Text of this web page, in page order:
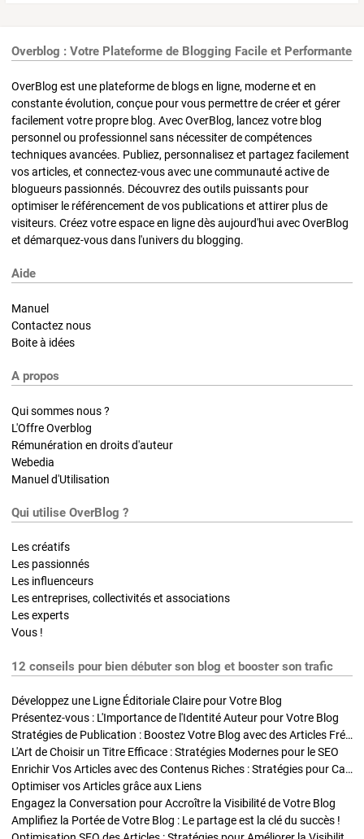
Overblog : Votre Plateforme de Blogging Facile et Performante
OverBlog est une plateforme de blogs en ligne, moderne et en
constante évolution, conçue pour vous permettre de créer et gérer
facilement votre propre blog. Avec OverBlog, lancez votre blog
personnel ou professionnel sans nécessiter de compétences
techniques avancées. Publiez, personnalisez et partagez facilement
vos articles, et connectez-vous avec une communauté active de
blogueurs passionnés. Découvrez des outils puissants pour
optimiser le référencement de vos publications et attirer plus de
visiteurs. Créez votre espace en ligne dès aujourd'hui avec OverBlog
et démarquez-vous dans l'univers du blogging.
Aide
Manuel
Contactez nous
Boite à idées
A propos
Qui sommes nous ?
L'Offre Overblog
Rémunération en droits d'auteur
Webedia
Manuel d'Utilisation
Qui utilise OverBlog ?
Les créatifs
Les passionnés
Les influenceurs
Les entreprises, collectivités et associations
Les experts
Vous !
12 conseils pour bien débuter son blog et booster son trafic
Développez une Ligne Éditoriale Claire pour Votre Blog
Présentez-vous : L'Importance de l'Identité Auteur pour Votre Blog
Stratégies de Publication : Boostez Votre Blog avec des Articles Fréquents et Exclusifs
L'Art de Choisir un Titre Efficace : Stratégies Modernes pour le SEO
Enrichir Vos Articles avec des Contenus Riches : Stratégies pour Captiver et Optimiser
Optimiser vos Articles grâce aux Liens
Engagez la Conversation pour Accroître la Visibilité de Votre Blog
Amplifiez la Portée de Votre Blog : Le partage est la clé du succès !